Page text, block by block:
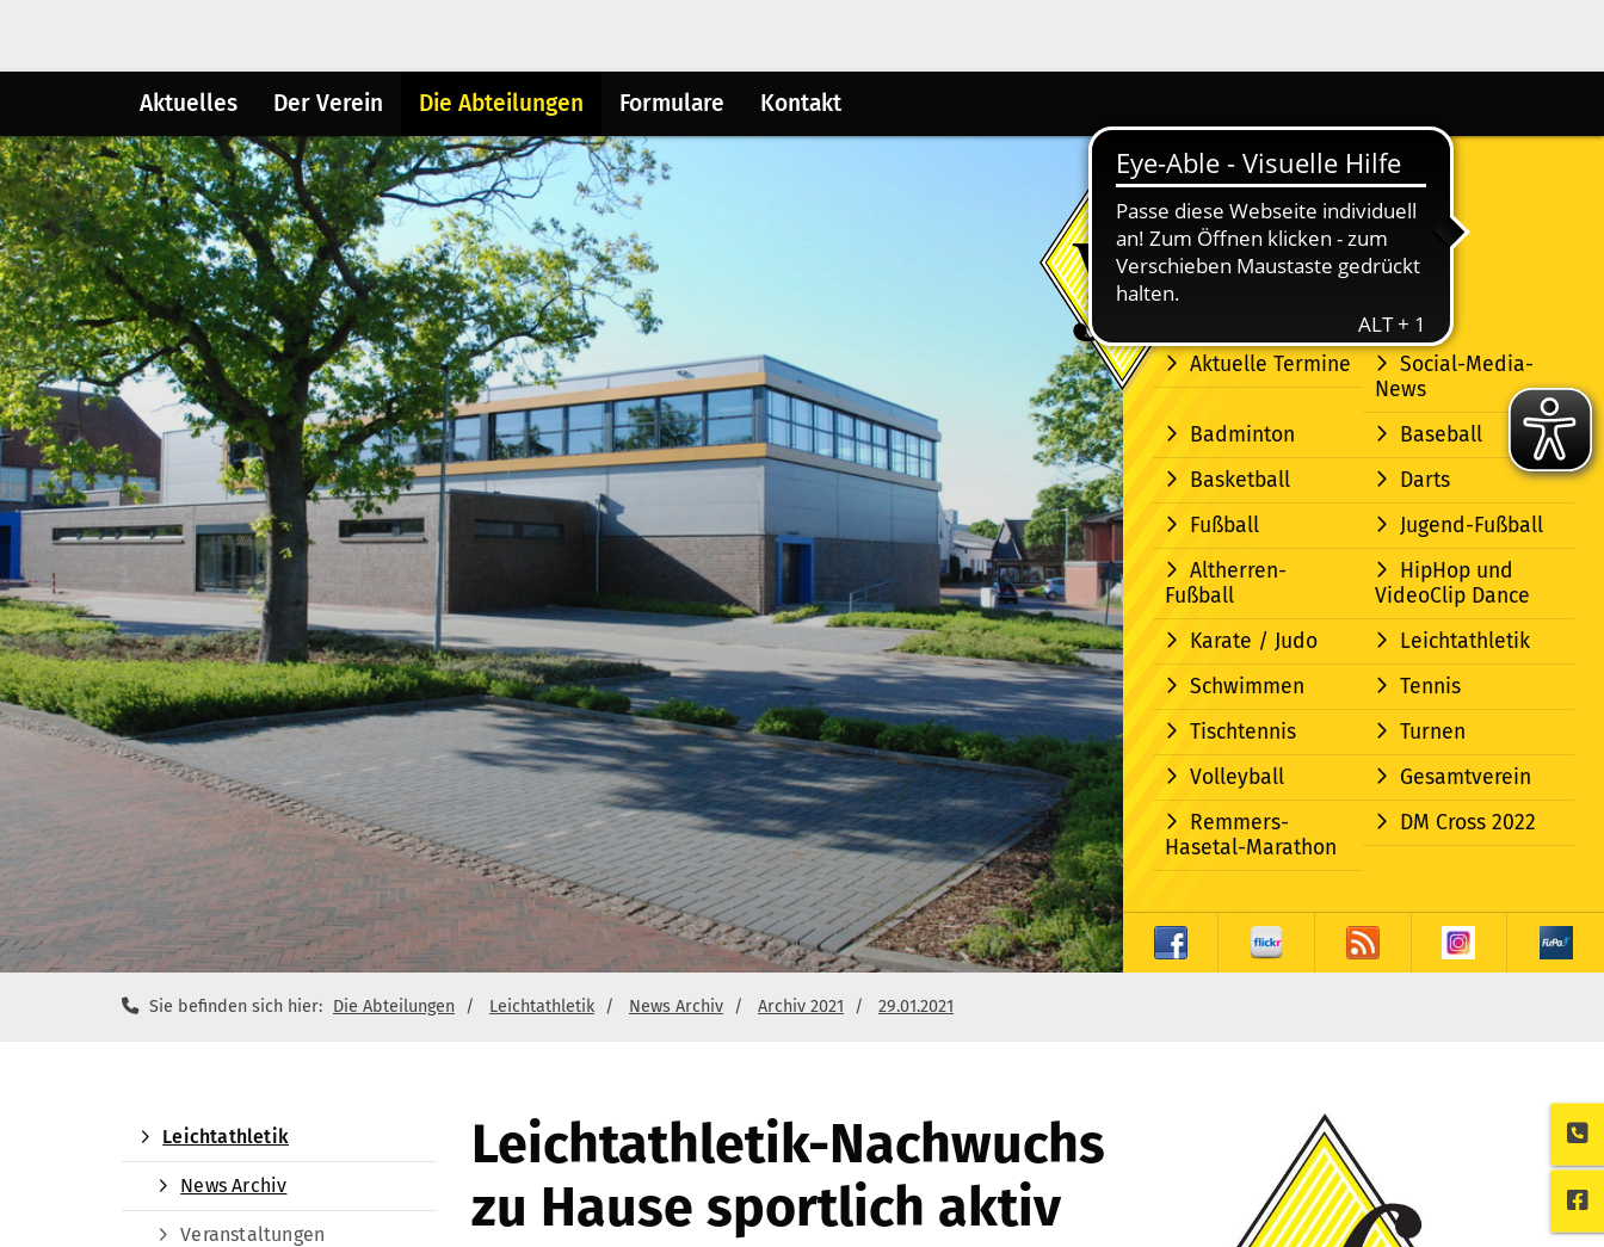
Aktuelles Der Verein Die Abteilungen Formulare Kontakt
Aktuelle Termine
Social-Media-
News
Badminton
Baseball
Basketball
Darts
Fußball
Jugend-Fußball
Altherren-
Fußball
HipHop und
VideoClip Dance
Karate / Judo
Leichtathletik
Schwimmen
Tennis
Tischtennis
Turnen
Volleyball
Gesamtverein
Remmers-
Hasetal-Marathon
DM Cross 2022
Sie befinden sich hier: Die Abteilungen Leichtathletik News Archiv Archiv 2021 29.01.2021
Leichtathletik-Nachwuchs
zu Hause sportlich aktiv
Leichtathletik
News Archiv
Veranstaltungen